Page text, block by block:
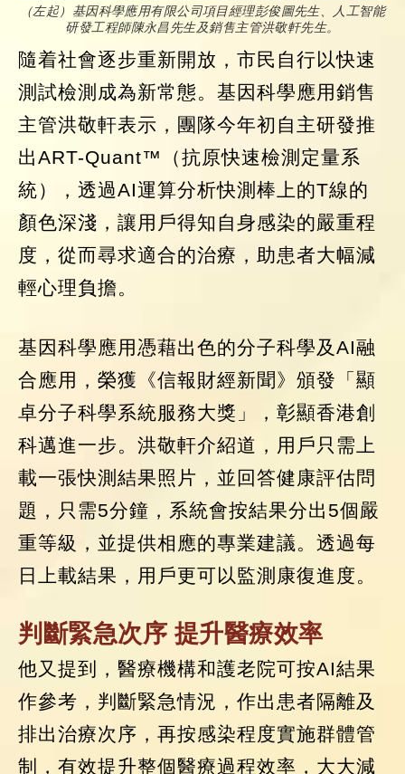
（左起）基因科學應用有限公司項目經理彭俊圖先生、人工智能
研發工程師陳永昌先生及銷售主管洪敬軒先生。
隨着社會逐步重新開放，市民自行以快速
測試檢測成為新常態。基因科學應用銷售
主管洪敬軒表示，團隊今年初自主研發推
出ART-Quant™（抗原快速檢測定量系
統），透過AI運算分析快測棒上的T線的
顏色深淺，讓用戶得知自身感染的嚴重程
度，從而尋求適合的治療，助患者大幅減
輕心理負擔。
基因科學應用憑藉出色的分子科學及AI融
合應用，榮獲《信報財經新聞》頒發「顯
卓分子科學系統服務大獎」，彰顯香港創
科邁進一步。洪敬軒介紹道，用戶只需上
載一張快測結果照片，並回答健康評估問
題，只需5分鐘，系統會按結果分出5個嚴
重等級，並提供相應的專業建議。透過每
日上載結果，用戶更可以監測康復進度。
判斷緊急次序 提升醫療效率
他又提到，醫療機構和護老院可按AI結果
作參考，判斷緊急情況，作出患者隔離及
排出治療次序，再按感染程度實施群體管
制，有效提升整個醫療過程效率，大大減